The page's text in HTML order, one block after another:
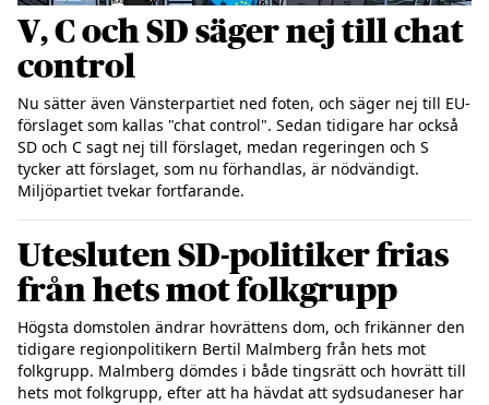
V, C och SD säger nej till chat
control
Nu sätter även Vänsterpartiet ned foten, och säger nej till EU-
förslaget som kallas "chat control". Sedan tidigare har också
SD och C sagt nej till förslaget, medan regeringen och S
tycker att förslaget, som nu förhandlas, är nödvändigt.
Utesluten SD-politiker frias
från hets mot folkgrupp
Högsta domstolen ändrar hovrättens dom, och frikänner den
tidigare regionpolitikern Bertil Malmberg från hets mot
folkgrupp. Malmberg dömdes i både tingsrätt och hovrätt till
hets mot folkgrupp, efter att ha hävdat att sydsudaneser har